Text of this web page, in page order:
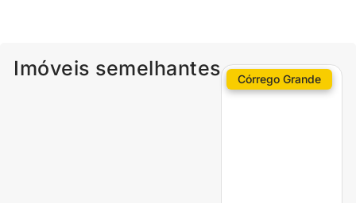
Imóveis semelhantes Córrego Grande